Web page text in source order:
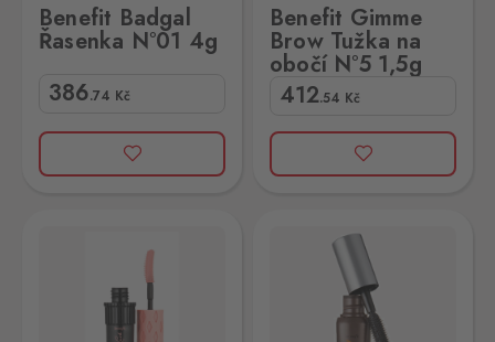
Benefit Badgal
Řasenka N°01 4g
386.74 Kč
Benefit Gimme
Brow Tužka na
obočí N°5 1,5g
412.54 Kč